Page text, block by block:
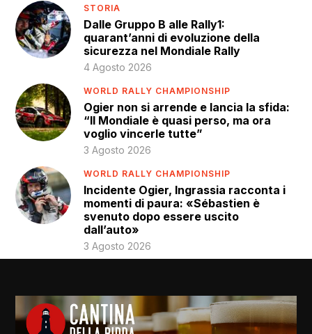
STORIA
Dalle Gruppo B alle Rally1:
quarant’anni di evoluzione della
sicurezza nel Mondiale Rally
4 Agosto 2026
WORLD RALLY CHAMPIONSHIP
Ogier non si arrende e lancia la sfida:
“Il Mondiale è quasi perso, ma ora
voglio vincerle tutte”
3 Agosto 2026
WORLD RALLY CHAMPIONSHIP
Incidente Ogier, Ingrassia racconta i
momenti di paura: «Sébastien è
svenuto dopo essere uscito
dall’auto»
3 Agosto 2026